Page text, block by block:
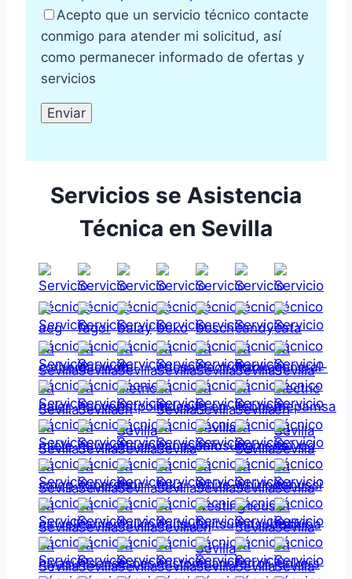
Acepto que un servicio técnico contacte
conmigo para atender mi solicitud, así
como permanecer informado de ofertas y
servicios
Servicios se Asistencia
Técnica en Sevilla